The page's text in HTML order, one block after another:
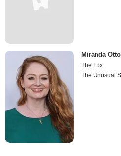
Miranda Otto
The Fox
The Unusual